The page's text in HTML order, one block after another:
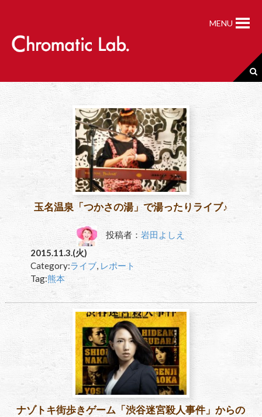
MENU
玉名温泉「つかさの湯」で湯ったりライブ♪
投稿者：岩田よしえ
2015.11.3.(火)
Category:ライブ, レポート
Tag:熊本
ナゾトキ街歩きゲーム「渋谷迷宮殺人事件」からの